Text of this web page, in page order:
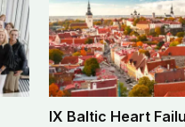
IX Baltic Heart